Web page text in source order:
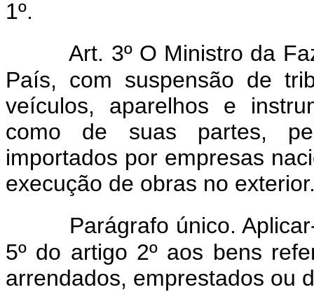
1º.
Art. 3º O Ministro da
País, com suspensão de
veículos, aparelhos e
como de suas partes,
importados por empresas
execução de obras no
Parágrafo único.
5º do artigo 2º aos bens
arrendados, emprestados ou